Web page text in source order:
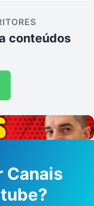
conteúdos
Canais